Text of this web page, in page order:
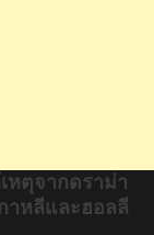
สร้าง
หนัง
หตุจากดราม่า
าหลีและฮอลลี